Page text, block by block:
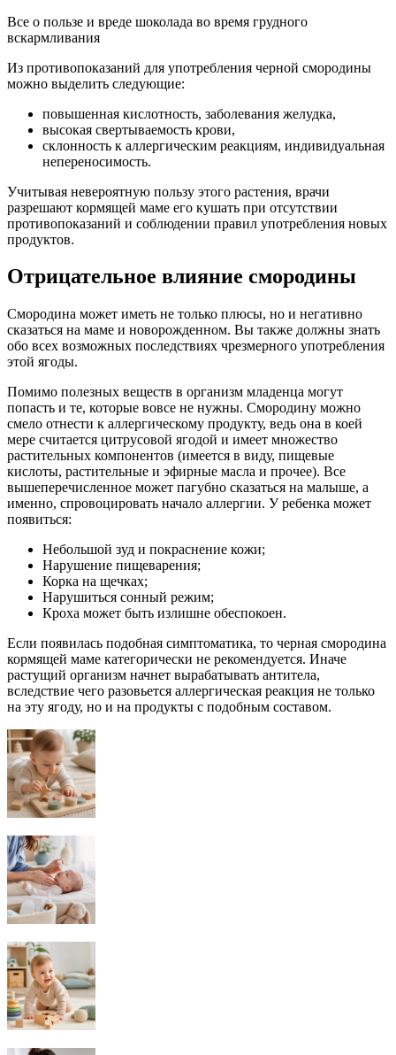
Все о пользе и вреде шоколада во время грудного
вскармливания
Из противопоказаний для употребления черной смородины
можно выделить следующие:
повышенная кислотность, заболевания желудка,
высокая свертываемость крови,
склонность к аллергическим реакциям, индивидуальная
непереносимость.
Учитывая невероятную пользу этого растения, врачи
разрешают кормящей маме его кушать при отсутствии
противопоказаний и соблюдении правил употребления новых
продуктов.
Отрицательное влияние смородины
Смородина может иметь не только плюсы, но и негативно
сказаться на маме и новорожденном. Вы также должны знать
обо всех возможных последствиях чрезмерного употребления
этой ягоды.
Помимо полезных веществ в организм младенца могут
попасть и те, которые вовсе не нужны. Смородину можно
смело отнести к аллергическому продукту, ведь она в коей
мере считается цитрусовой ягодой и имеет множество
растительных компонентов (имеется в виду, пищевые
кислоты, растительные и эфирные масла и прочее). Все
вышеперечисленное может пагубно сказаться на малыше, а
именно, спровоцировать начало аллергии. У ребенка может
появиться:
Небольшой зуд и покраснение кожи;
Нарушение пищеварения;
Корка на щечках;
Нарушиться сонный режим;
Кроха может быть излишне обеспокоен.
Если появилась подобная симптоматика, то черная смородина
кормящей маме категорически не рекомендуется. Иначе
растущий организм начнет вырабатывать антитела,
вследствие чего разовьется аллергическая реакция не только
на эту ягоду, но и на продукты с подобным составом.